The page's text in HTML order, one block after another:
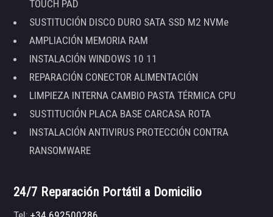
TOUCH PAD
SUSTITUCIÓN DISCO DURO SATA SSD M2 NVMe
AMPLIACIÓN MEMORIA RAM
INSTALACIÓN WINDOWS 10 11
REPARACIÓN CONECTOR ALIMENTACIÓN
LIMPIEZA INTERNA CAMBIO PASTA TÉRMICA CPU
SUSTITUCIÓN PLACA BASE CARCASA ROTA
INSTALACIÓN ANTIVIRUS PROTECCIÓN CONTRA
RANSOMWARE
24/7 Reparación Portátil a Domicilio